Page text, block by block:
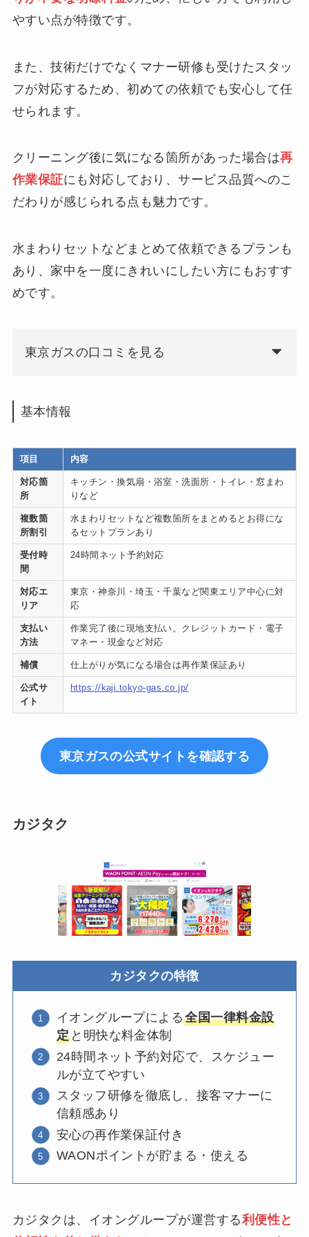
やすい点が特徴です。
また、技術だけでなくマナー研修も受けたスタッ
フが対応するため、初めての依頼でも安心して任
せられます。
クリーニング後に気になる箇所があった場合は再
作業保証にも対応しており、サービス品質へのこ
だわりが感じられる点も魅力です。
水まわりセットなどまとめて依頼できるプランも
あり、家中を一度にきれいにしたい方にもおすす
めです。
東京ガスの口コミを見る
基本情報
項目 内容
対応箇
所
キッチン・換気扇・浴室・洗面所・トイレ・窓まわ
りなど
複数箇
所割引
水まわりセットなど複数箇所をまとめるとお得にな
るセットプランあり
受付時
間
24時間ネット予約対応
対応エ
リア
東京・神奈川・埼玉・千葉など関東エリア中心に対
応
支払い
方法
作業完了後に現地支払い。クレジットカード・電子
マネー・現金など対応
補償 仕上がりが気になる場合は再作業保証あり
公式サ
イト
https://kaji.tokyo-gas.co.jp/
東京ガスの公式サイトを確認する
カジタク
カジタクの特徴
イオングループによる全国一律料金設
定 と明快な料金体制
24時間ネット予約対応で、スケジュー
ルが立てやすい
スタッフ研修を徹底し、接客マナーに
信頼感あり
安心の再作業保証付き
WAONポイントが貯まる・使える
カジタクは、イオングループが運営する利便性と